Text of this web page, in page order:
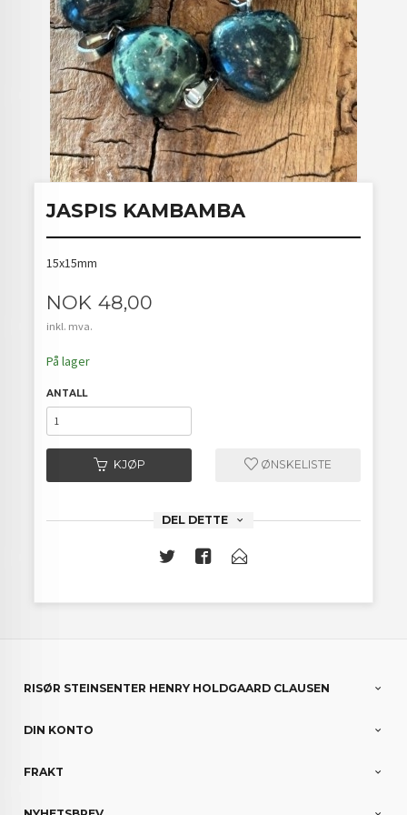
JASPIS KAMBAMBA
15x15mm
Pris
NOK 48,00
inkl. mva.
På lager
ANTALL
KJØP ØNSKELISTE
DEL DETTE
RISØR STEINSENTER HENRY HOLDGAARD CLAUSEN
DIN KONTO
FRAKT